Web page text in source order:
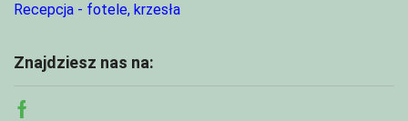
Recepcja - fotele, krzesła
Znajdziesz nas na: